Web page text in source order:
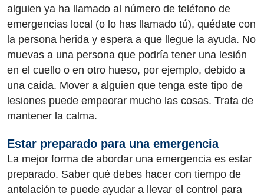
alguien ya ha llamado al número de teléfono de
emergencias local (o lo has llamado tú), quédate con
la persona herida y espera a que llegue la ayuda. No
muevas a una persona que podría tener una lesión
en el cuello o en otro hueso, por ejemplo, debido a
una caída. Mover a alguien que tenga este tipo de
lesiones puede empeorar mucho las cosas. Trata de
mantener la calma.
Estar preparado para una emergencia
La mejor forma de abordar una emergencia es estar
preparado. Saber qué debes hacer con tiempo de
antelación te puede ayudar a llevar el control para